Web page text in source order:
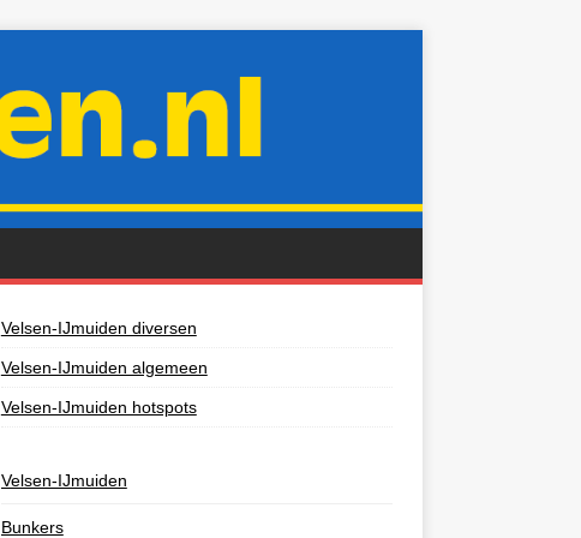
Velsen-IJmuiden diversen
Velsen-IJmuiden algemeen
Velsen-IJmuiden hotspots
Velsen-IJmuiden
Bunkers